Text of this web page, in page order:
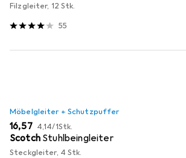
Filzgleiter, 12 Stk.
55
Möbelgleiter + Schutzpuffer
EUR
16,57 EUR
4,14/1Stk.
Scotch Stuhlbeingleiter
Steckgleiter, 4 Stk.